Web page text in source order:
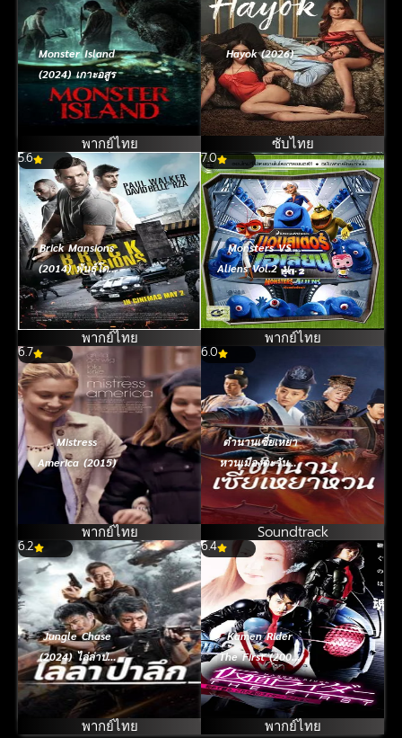
Monster Island
(2024) เกาะอสูร
พากย์ไทย
Hayok (2026)
ซับไทย
5.6
Brick Mansions
(2014) พันธุ์โดด
พันธุ์เดือด
พากย์ไทย
7.0
Monsters VS
Aliens Vol.2 มอน
สเตอร์ปะทะเอ
เลี่ยน ชุด 2
พากย์ไทย
6.7
Mistress
America (2015)
พากย์ไทย
6.0
ตำนานเซี่ยเหยา
หวนเมืองตะวันตก
2024
Soundtrack
6.2
Jungle Chase
(2024) ไล่ล่าป่า
ลึก
พากย์ไทย
6.4
Kamen Rider
The First (2005)
มาสค์ไรเดอร์
เดอะ เฟิร์ส
พากย์ไทย